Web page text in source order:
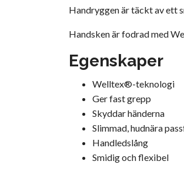
Handryggen är täckt av ett
Handsken är fodrad med
Egenskaper
Welltex®-teknologi
Ger fast grepp
Skyddar händerna
Slimmad, hudnära
Handledslång
Smidig och flexibel